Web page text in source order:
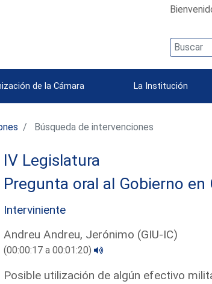
de la Cámara La Institución
Búsqueda de intervenciones
IV Legislatura
Pregunta oral al Gobierno en
Interviniente
Andreu Andreu, Jerónimo (GIU-IC)
(00:00:17 a 00:01:20)
Posible utilización de algún efectivo